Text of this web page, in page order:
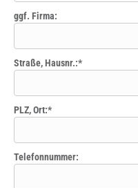
ggf. Firma:
Straße, Hausnr.:*
PLZ, Ort:*
Telefonnummer: